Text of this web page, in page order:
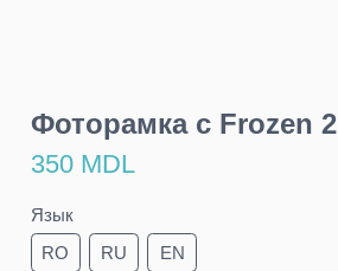
Фоторамка с Frozen 2
350 MDL
Язык
RO
RU EN